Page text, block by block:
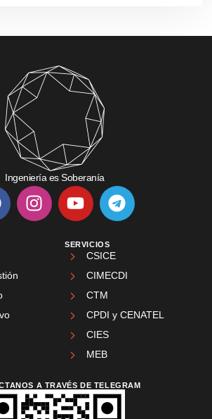
Ingeniería es Soberanía
SERVICIOS
CSICE
CIMECDI
CTM
CPDI y CENATEL
CIES
MEB
A TRAVÉS DE TELEGRAM